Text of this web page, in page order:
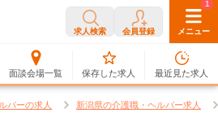
求人検索 会員登録 メニュー
面談会場一覧
0
保存した求人
1
最近見た求人
パーの求人 新潟県の介護職・ヘルパー求人